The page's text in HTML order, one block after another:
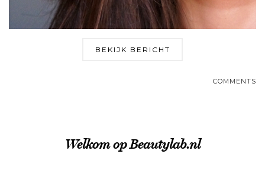
BEKIJK BERICHT
COMMENTS
Welkom op Beautylab.nl